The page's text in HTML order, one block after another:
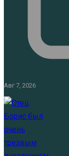
Авг 7, 2026